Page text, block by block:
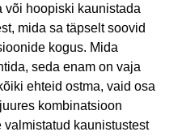
või hoopiski kaunistada
mida sa täpselt soovid
kogus. Mida
seda enam on vaja
ehteid ostma, vaid osa
kombinatsioon
valmistatud kaunistustest